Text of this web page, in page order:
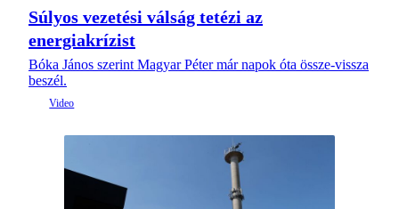
Súlyos vezetési válság tetézi az
energiakrízist
Bóka János szerint Magyar Péter már napok óta össze-vissza
beszél.